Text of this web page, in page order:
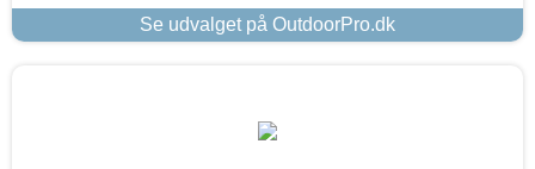
Se udvalget på OutdoorPro.dk